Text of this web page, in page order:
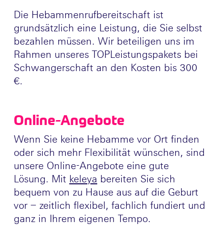
Die Hebammenrufbereitschaft ist
grundsätzlich eine Leistung, die Sie selbst
bezahlen müssen. Wir beteiligen uns im
Rahmen unseres TOPLeistungspakets bei
Schwangerschaft an den Kosten bis 300
€.
Online-Angebote
Wenn Sie keine Hebamme vor Ort finden
oder sich mehr Flexibilität wünschen, sind
unsere Online-Angebote eine gute
Lösung. Mit keleya bereiten Sie sich
bequem von zu Hause aus auf die Geburt
vor – zeitlich flexibel, fachlich fundiert und
ganz in Ihrem eigenen Tempo.